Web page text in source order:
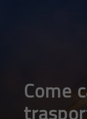
In arrivo un
archiviazione a
Annunciato nel
porterà alcune
disposizione per